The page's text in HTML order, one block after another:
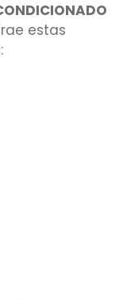
estas